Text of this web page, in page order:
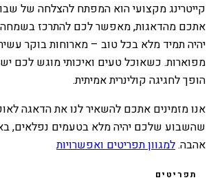
קייטרינג מקצועי הוא המפתח להצלחה של
אתכם מהדאגות, מאפשר לכם להתרכז
יהיה תמיד מלא בכל טוב – מארוחות בוקר
מפוארות. כשאוכל טעים ואיכותי מוגש לכם
הופך לחגיגה קולינרית אמיתית.
אנו מזמינים אתכם להשאיר לנו את הדאגה
שהשבוע שלכם יהיה מלא בטעמים נפלאים,
אהבה.למגוון תפריטים ואפשרויות
תפריטים